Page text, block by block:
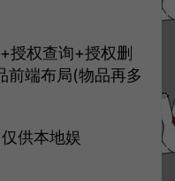
授权查询+授权删
前端布局(物品再多
供本地娱